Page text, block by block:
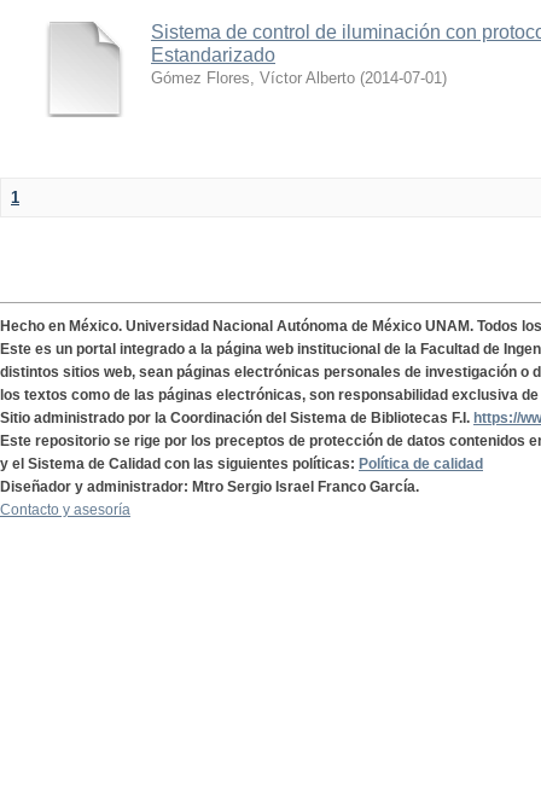
Sistema de control de iluminación con
Estandarizado
Gómez Flores, Víctor Alberto (2014-07-01)
1
Hecho en México. Universidad Nacional Autónoma de México UNAM. Todos
Este es un portal integrado a la página web institucional de la Facultad de
distintos sitios web, sean páginas electrónicas personales de investigación o
los textos como de las páginas electrónicas, son responsabilidad exclusiva
Sitio administrado por la Coordinación del Sistema de Bibliotecas F.I. https://
Este repositorio se rige por los preceptos de protección de datos contenidos
y el Sistema de Calidad con las siguientes políticas: Política de calidad
Diseñador y administrador: Mtro Sergio Israel Franco García.
Contacto y asesoría